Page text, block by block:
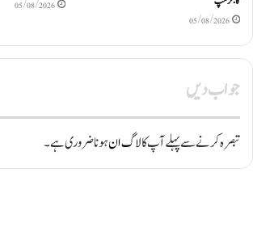
05/08/2026
05/08/2026
جواب دیں
تبصرہ کرنے سے پہلے آپ کالاگ انہونا ضروری ہے۔